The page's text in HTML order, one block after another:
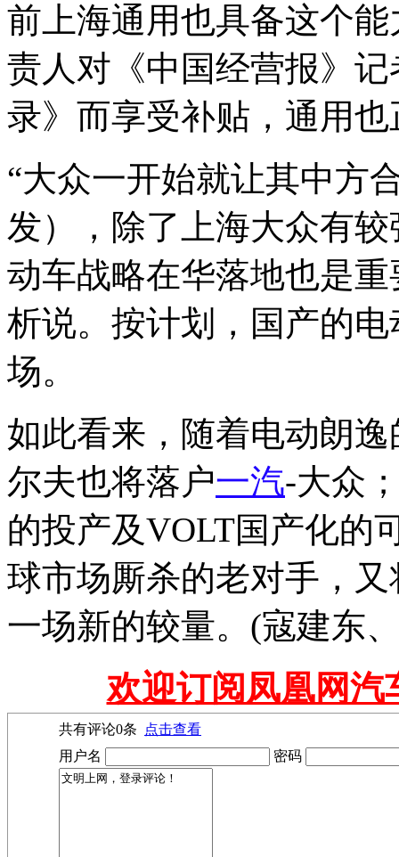
前上海通用也具备这个
责人对《中国经营报》
录》而享受补贴，通用
“大众一开始就让其中方
发），除了上海大众有
动车战略在华落地也是
析说。按计划，国产的
场。
如此看来，随着电动朗
尔夫也将落户一汽-大众
的投产及VOLT国产化的
球市场厮杀的老对手，
一场新的较量。(寇建东
欢迎订阅凤凰网汽
共有评论0条
点击查看
用户名
密码